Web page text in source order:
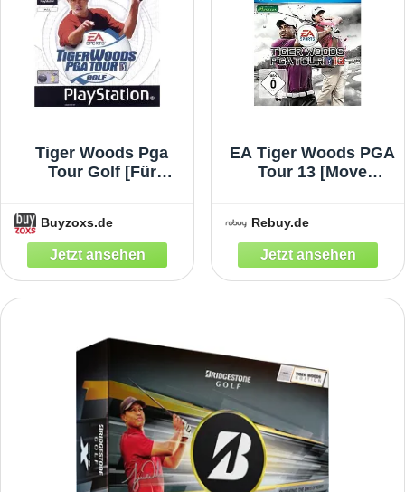
Tiger Woods Pga
Tour Golf [Für
Buyzoxs.de
EA Tiger Woods PGA
Tour 13 [Move
Rebuy.de